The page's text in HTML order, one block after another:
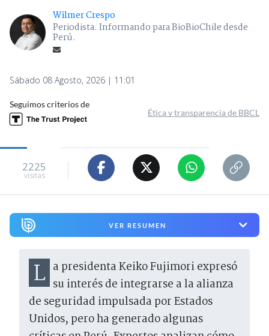
Wilmer Crespo
Periodista. Informando para BioBioChile desde
Perú.
Sábado 08 Agosto, 2026 | 11:01
Seguimos criterios de
Ética y transparencia de BBCL
2225
visitas
VER RESUMEN
La presidenta Keiko Fujimori expresó su interés de integrarse a la alianza
de seguridad impulsada por Estados
Unidos, pero ha generado algunas